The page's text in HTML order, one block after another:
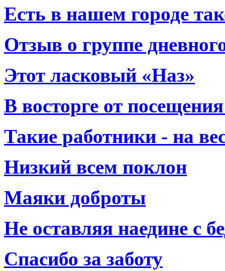
Есть в нашем городе
Отзыв о группе
Этот ласковый «Наз»
В восторге от
Такие работники - на
Низкий всем поклон
Маяки доброты
Не оставляя наедине с
Спасибо за заботу